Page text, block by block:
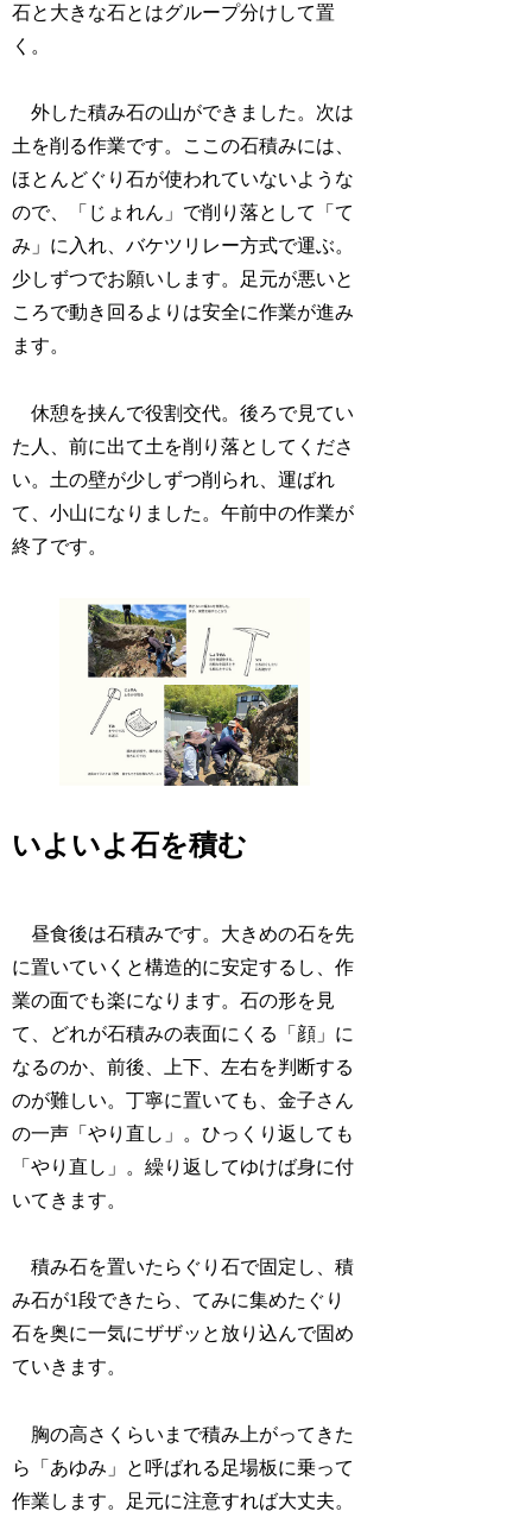
石と大きな石とはグループ分けして置
く。
外した積み石の山ができました。次は
土を削る作業です。ここの石積みには、
ほとんどぐり石が使われていないような
ので、「じょれん」で削り落として「て
み」に入れ、バケツリレー方式で運ぶ。
少しずつでお願いします。足元が悪いと
ころで動き回るよりは安全に作業が進み
ます。
休憩を挟んで役割交代。後ろで見てい
た人、前に出て土を削り落としてくださ
い。土の壁が少しずつ削られ、運ばれ
て、小山になりました。午前中の作業が
終了です。
いよいよ石を積む
昼食後は石積みです。大きめの石を先
に置いていくと構造的に安定するし、作
業の面でも楽になります。石の形を見
て、どれが石積みの表面にくる「顔」に
なるのか、前後、上下、左右を判断する
のが難しい。丁寧に置いても、金子さん
の一声「やり直し」。ひっくり返しても
「やり直し」。繰り返してゆけば身に付
いてきます。
積み石を置いたらぐり石で固定し、積
み石が1段できたら、てみに集めたぐり
石を奥に一気にザザッと放り込んで固め
ていきます。
胸の高さくらいまで積み上がってきた
ら「あゆみ」と呼ばれる足場板に乗って
作業します。足元に注意すれば大丈夫。